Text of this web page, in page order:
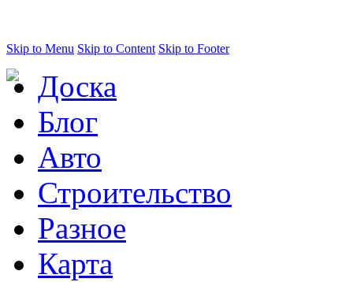
Skip to Menu Skip to Content Skip to Footer
Доска
Блог
Авто
Строительство
Разное
Карта